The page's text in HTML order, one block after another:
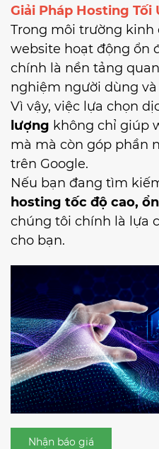
Giải Pháp Hosting Tối
Trong môi trường kinh
website hoạt động ổn
chính là nền tảng
nghiệm người dùng
Vì vậy, việc lựa chọn
lượng không chỉ giúp
mà mà còn góp phần
trên Google.
Nếu bạn đang tìm
hosting tốc độ cao,
chúng tôi chính là lựa
cho bạn.
Nhận báo giá